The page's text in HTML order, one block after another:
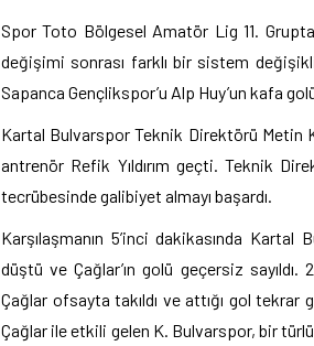
Spor Toto Bölgesel Amatör Lig 11.
değişimi sonrası farklı bir sistem
Sapanca Gençlikspor’u Alp Huy’un kafa
Kartal Bulvarspor Teknik Direktörü Metin
antrenör Refik Yıldırım geçti. Teknik
tecrübesinde galibiyet almayı başardı.
Karşılaşmanın 5’inci dakikasında
düştü ve Çağlar’ın golü geçersiz
Çağlar ofsayta takıldı ve attığı gol tekrar
Çağlar ile etkili gelen K. Bulvarspor, bir